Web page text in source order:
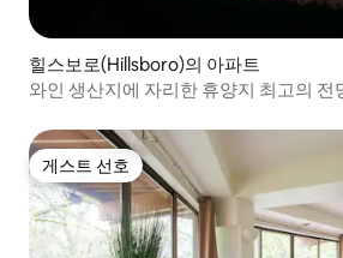
힐스보로(Hillsboro)의 아파트
와인 생산지에 자리
게스트 선호
게스트 선호